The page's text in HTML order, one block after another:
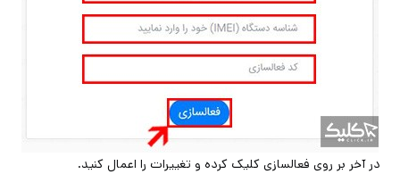
در آخر بر روی فعالسازی کلیک کرده و تغییرات را اعمال کنید.